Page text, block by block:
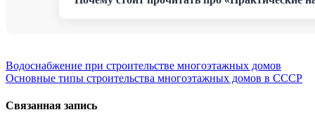
Навигация
по
записям
Водоснабжение при строительстве многоэтажных домов
Основные типы строительства многоэтажных домов в СССР
Связанная запись